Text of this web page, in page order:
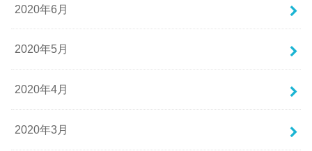
2020年6月
2020年5月
2020年4月
2020年3月